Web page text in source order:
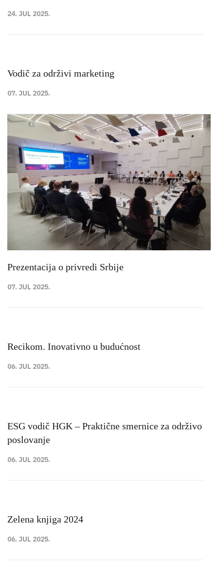
24. JUL 2025.
Vodič za održivi marketing
07. JUL 2025.
Prezentacija o privredi Srbije
07. JUL 2025.
Recikom. Inovativno u budućnost
06. JUL 2025.
ESG vodič HGK – Praktične smernice za održivo
poslovanje
06. JUL 2025.
Zelena knjiga 2024
06. JUL 2025.